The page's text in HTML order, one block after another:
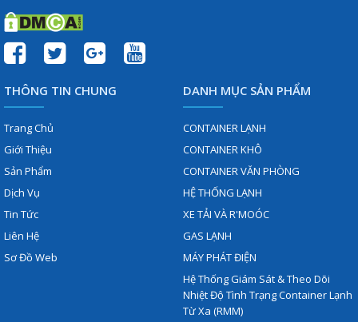
THÔNG TIN CHUNG
Trang Chủ
Giới Thiệu
Sản Phẩm
Dịch Vụ
Tin Tức
Liên Hệ
Sơ Đồ Web
DANH MỤC SẢN PHẨM
CONTAINER LẠNH
CONTAINER KHÔ
CONTAINER VĂN PHÒNG
HỆ THỐNG LẠNH
XE TẢI VÀ R'MOÓC
GAS LẠNH
MÁY PHÁT ĐIỆN
Hệ Thống Giám Sát & Theo Dõi
Nhiệt Độ Tình Trạng Container Lạnh
Từ Xa (RMM)